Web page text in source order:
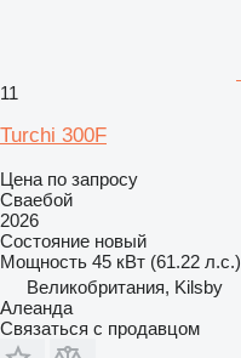
11
Turchi 300F
Цена по запросу
Сваебой
2026
Состояние новый
Мощность 45 кВт (61.22 л.с.)
Великобритания, Kilsby
Алеанда
Связаться с продавцом